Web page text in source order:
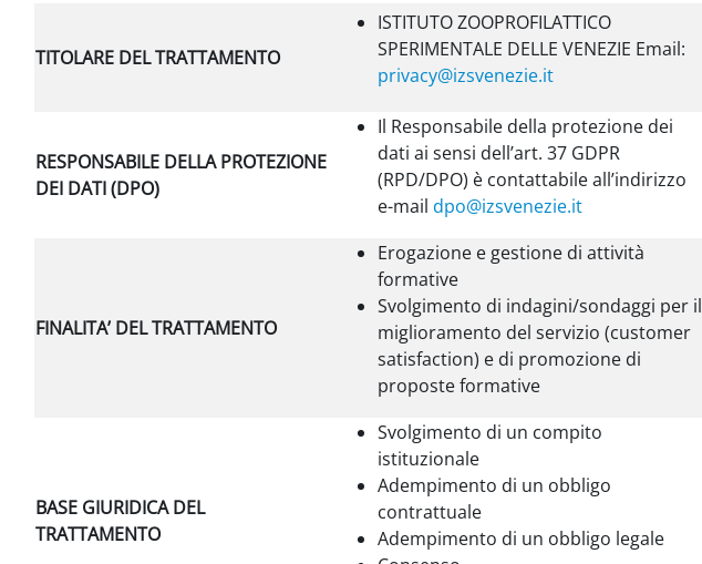
TITOLARE DEL TRATTAMENTO
ISTITUTO ZOOPROFILATTICO
SPERIMENTALE DELLE VENEZIE Email:
privacy@izsvenezie.it
RESPONSABILE DELLA PROTEZIONE
DEI DATI (DPO)
Il Responsabile della protezione dei
dati ai sensi dell’art. 37 GDPR
(RPD/DPO) è contattabile all’indirizzo
e-mail dpo@izsvenezie.it
FINALITA’ DEL TRATTAMENTO
Erogazione e gestione di attività
formative
Svolgimento di indagini/sondaggi per il
miglioramento del servizio (customer
satisfaction) e di promozione di
proposte formative
BASE GIURIDICA DEL
TRATTAMENTO
Svolgimento di un compito
istituzionale
Adempimento di un obbligo
contrattuale
Adempimento di un obbligo legale